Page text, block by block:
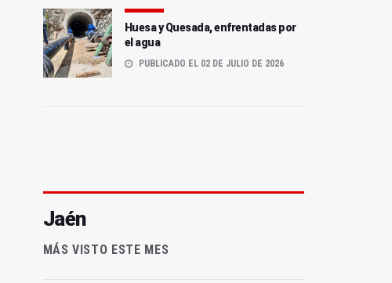
Huesa y Quesada, enfrentadas por
el agua
PUBLICADO EL 02 DE JULIO DE 2026
Jaén
MÁS VISTO ESTE MES